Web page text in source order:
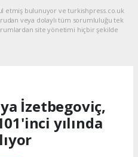
etmiş bulunuyor ve turkishpress.co.uk
veya dolaylı tüm sorumluluğu tek
site yönetimi hiçbir şekilde
İzetbegoviç,
yılında